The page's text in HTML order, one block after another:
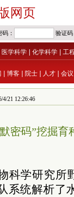
网页
医学科学 化学科学 工
博客 院士 人才 会议
21 12:26:46
密码”挖掘育
科学研究所
系统解析了